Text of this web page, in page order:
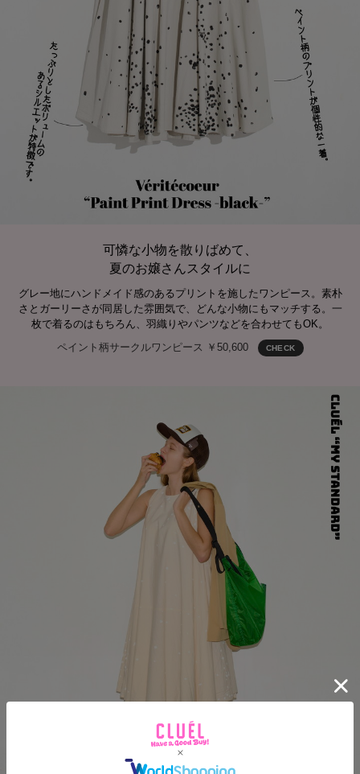
可憐な小物を散りばめて、
夏のお嬢さんスタイルに
グレー地にハンドメイド感のあるプリントを施したワンピース。素朴
さとガーリーさが同居した雰囲気で、どんな小物にもマッチする。一
枚で着るのはもちろん、羽織りやパンツなどを合わせてもOK。
ペイント柄サークルワンピース ￥50,600
CHECK